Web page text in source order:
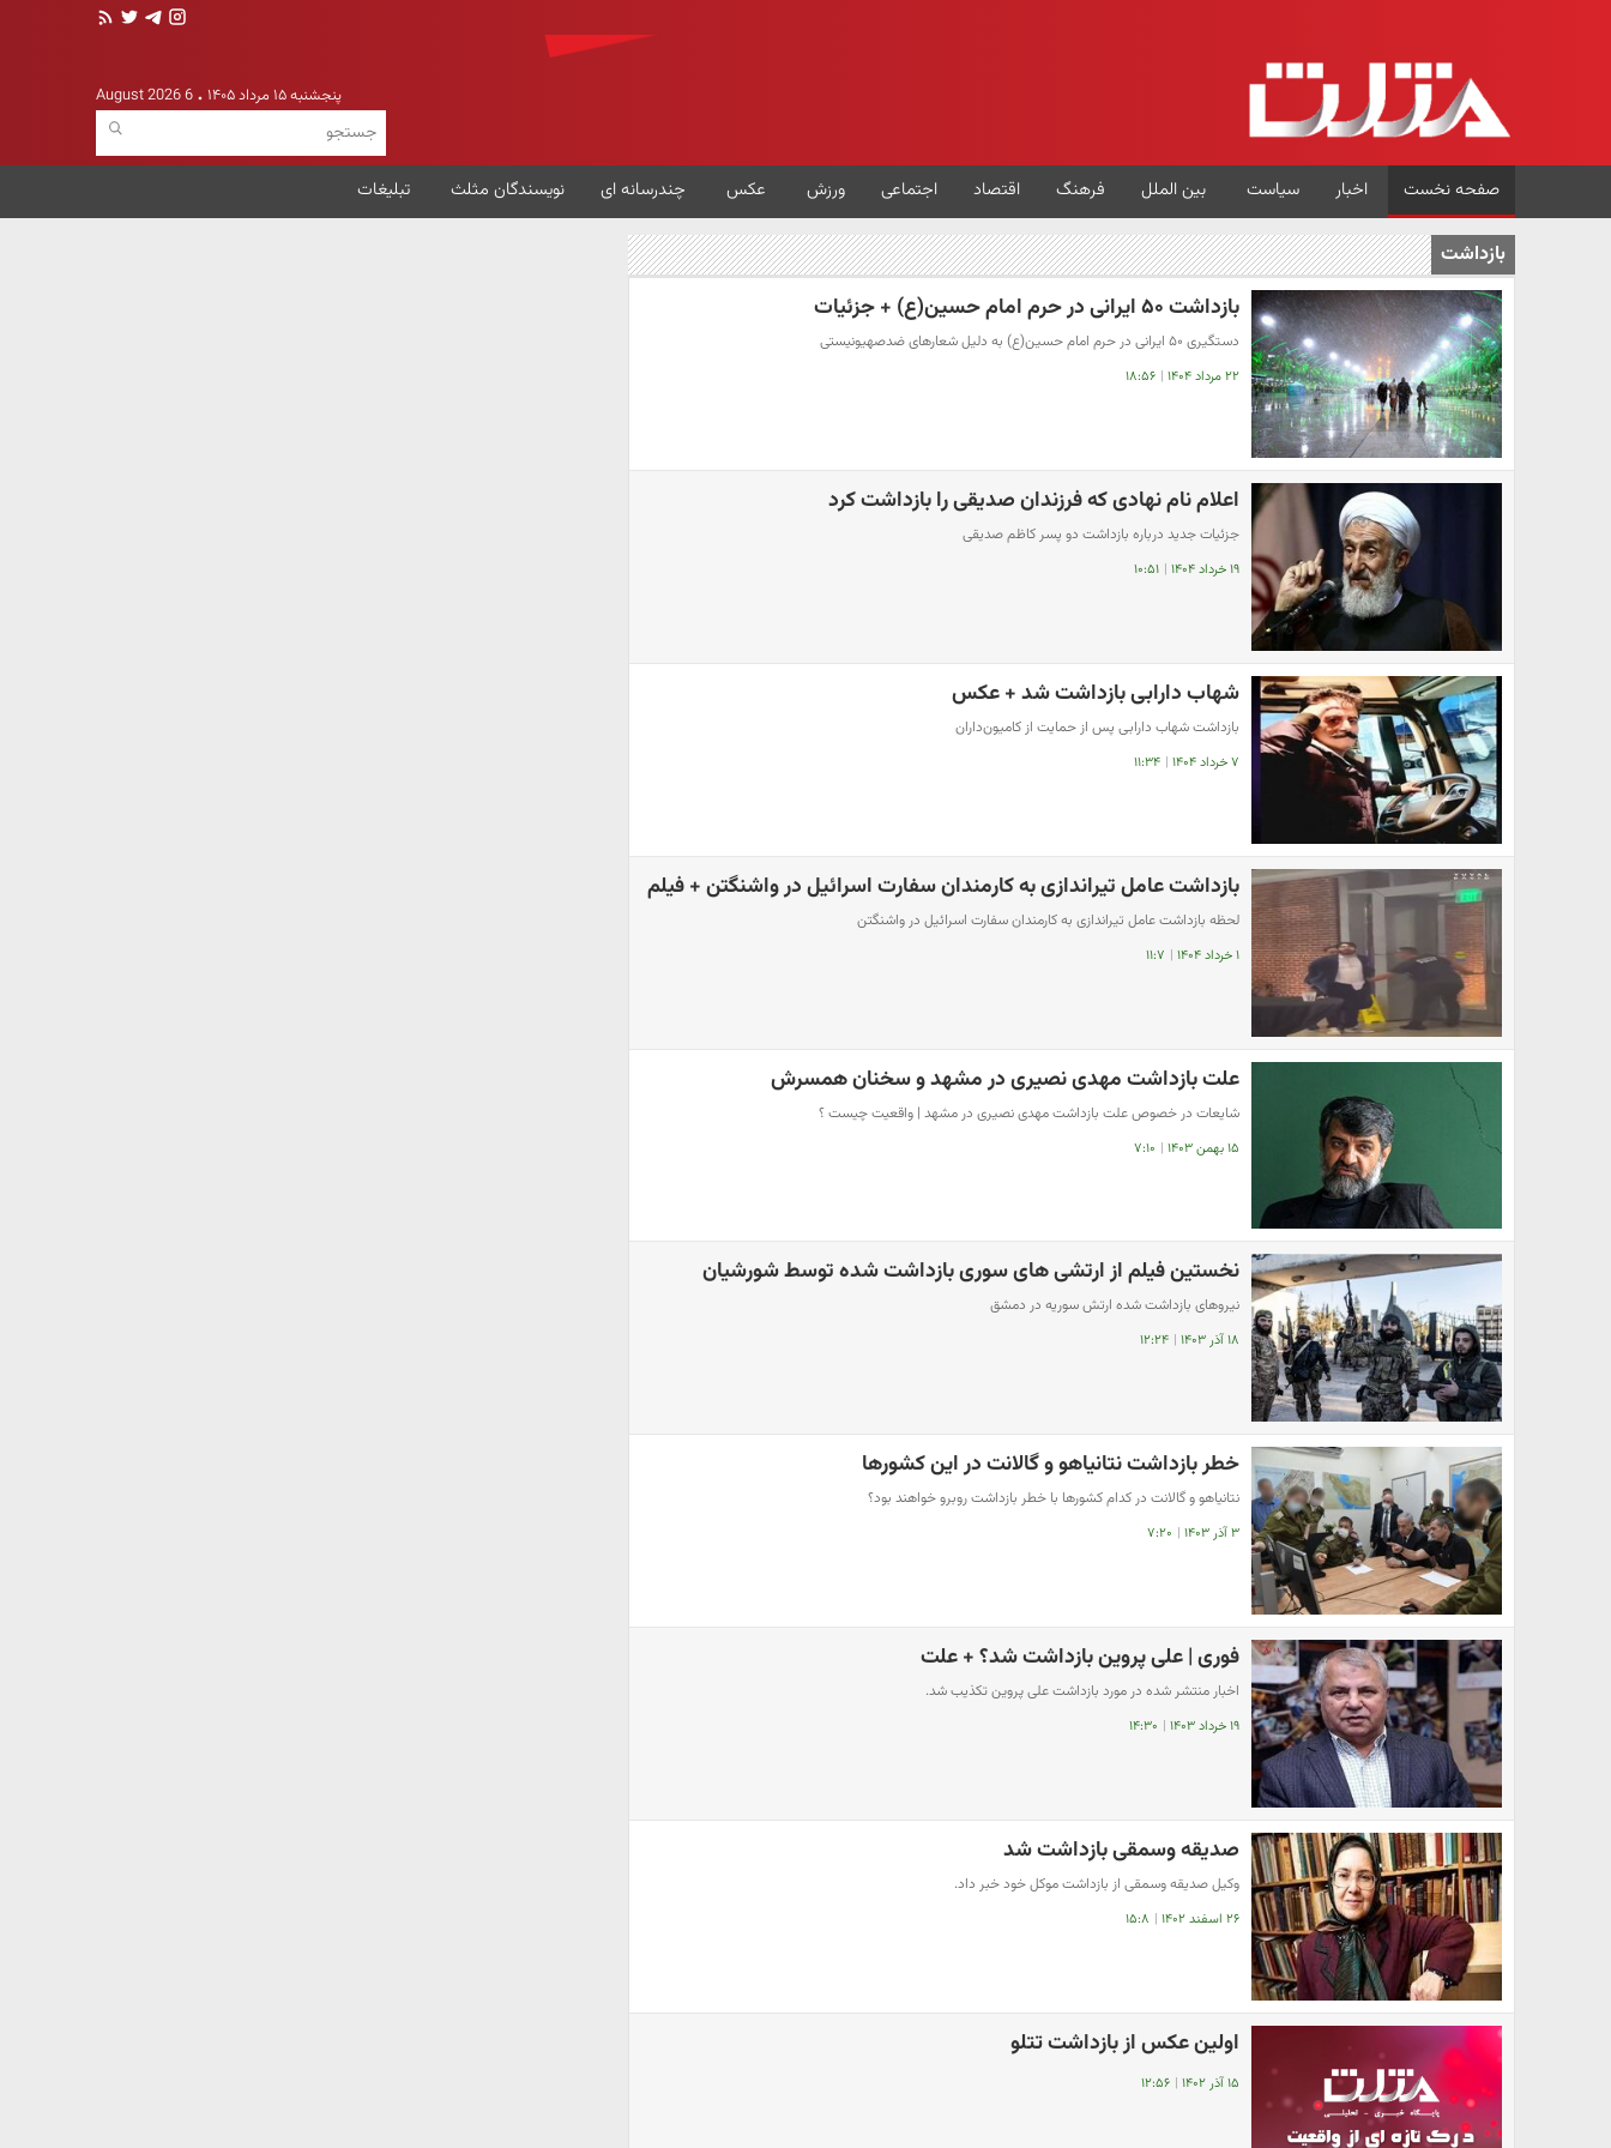
پنجشنبه ۱۵ مرداد ۱۴۰۵ 6 August 2026
صفحه نخست اخبار سیاست بین الملل فرهنگ اقتصاد اجتماعی ورزش عکس چندرسانه ای نویسندگان مثلث تبلیغات
بازداشت
بازداشت ۵۰ ایرانی در حرم امام حسین(ع) + جزئیات
دستگیری ۵۰ ایرانی در حرم امام حسین(ع) به دلیل شعارهای ضدصهیونیستی
۲۲ مرداد ۱۴۰۴ | ۱۸:۵۶
اعلام نام نهادی که فرزندان صدیقی را بازداشت کرد
جزئیات جدید درباره بازداشت دو پسر کاظم صدیقی
۱۹ خرداد ۱۴۰۴ | ۱۰:۵۱
شهاب دارابی بازداشت شد + عکس
بازداشت شهاب دارابی پس از حمایت از کامیون‌داران
۷ خرداد ۱۴۰۴ | ۱۱:۳۴
بازداشت عامل تیراندازی به کارمندان سفارت اسرائیل در واشنگتن + فیلم
لحظه بازداشت عامل تیراندازی به کارمندان سفارت اسرائیل در واشنگتن
۱ خرداد ۱۴۰۴ | ۱۱:۷
علت بازداشت مهدی نصیری در مشهد و سخنان همسرش
شایعات در خصوص علت بازداشت مهدی نصیری در مشهد | واقعیت چیست ؟
۱۵ بهمن ۱۴۰۳ | ۷:۱۰
نخستین فیلم از ارتشی های سوری بازداشت شده توسط شورشیان
️نیروهای بازداشت شده ارتش سوریه در دمشق
۱۸ آذر ۱۴۰۳ | ۱۲:۲۴
خطر بازداشت نتانیاهو و گالانت در این کشورها
نتانیاهو و گالانت در کدام کشورها با خطر بازداشت روبرو خواهند بود؟
۳ آذر ۱۴۰۳ | ۷:۲۰
فوری | علی پروین بازداشت شد؟ + علت
اخبار منتشر شده در مورد بازداشت علی پروین تکذیب شد.
۱۹ خرداد ۱۴۰۳ | ۱۴:۳۰
صدیقه وسمقی بازداشت شد
وکیل صدیقه وسمقی از بازداشت موکل خود خبر داد.
۲۶ اسفند ۱۴۰۲ | ۱۵:۸
اولین عکس از بازداشت تتلو
۱۵ آذر ۱۴۰۲ | ۱۲:۵۶